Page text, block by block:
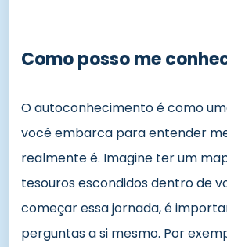
Como posso me
O autoconhecimento é como
você embarca para entender
realmente é. Imagine ter um
tesouros escondidos dentro de
começar essa jornada, é
perguntas a si mesmo. Por